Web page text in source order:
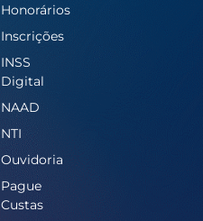
Honorários
Inscrições
INSS
Digital
NAAD
NTI
Ouvidoria
Pague
Custas